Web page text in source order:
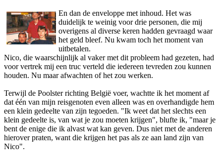
En dan de enveloppe met inhoud. Het was
duidelijk te weinig voor drie personen, die mij
overigens al diverse keren hadden gevraagd waar
het geld bleef. Nu kwam toch het moment van
uitbetalen.
Nico, die waarschijnlijk al vaker met dit probleem had gezeten, had
voor vertrek mij een truc verteld die iedereen tevreden zou kunnen
houden. Nu maar afwachten of het zou werken.
Terwijl de Poolster richting België voer, wachtte ik het moment af
dat één van mijn reisgenoten even alleen was en overhandigde hem
een klein gedeelte van zijn tegoeden. "Ik weet dat het slechts een
klein gedeelte is, van wat je zou moeten krijgen", blufte ik, "maar je
bent de enige die ik alvast wat kan geven. Dus niet met de anderen
hierover praten, want die krijgen het pas als ze aan land zijn van
Nico".